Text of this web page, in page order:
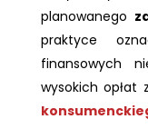
planowanego
praktyce
finansowych
wysokich opłat